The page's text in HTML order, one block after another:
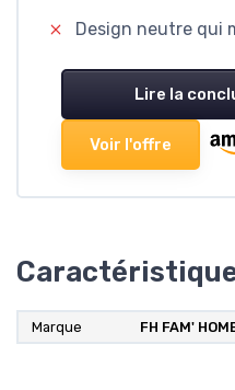
Design neutre qui
Lire la
Voir l'offre
Marque ‎FH FAM'